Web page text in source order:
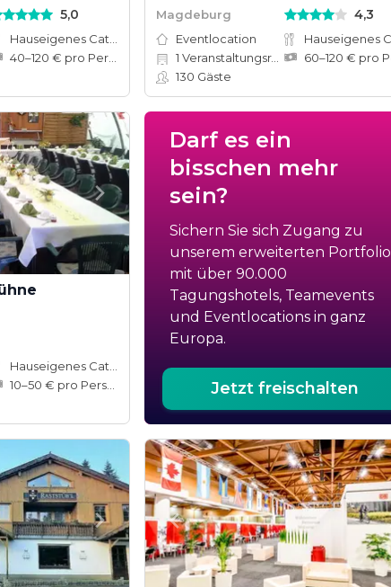
5,0 Magdeburg 4,3
Eventlocation
1 Veranstaltungsräume
130 Gäste
Darf es ein
bisschen mehr
sein?
Sichern Sie sich Zugang zu
unserem erweiterten Portfolio
mit über 90.000
Tagungshotels, Teamevents
und Eventlocations in ganz
Europa.
Jetzt freischalten